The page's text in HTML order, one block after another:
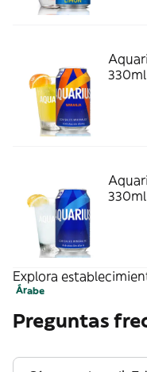
Explora
Árabe
Preguntas